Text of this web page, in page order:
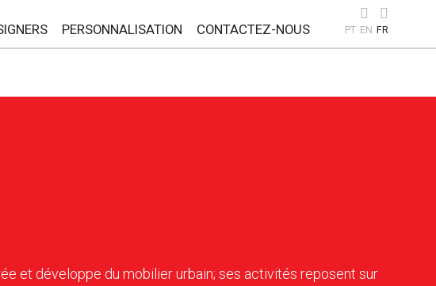
PERSONNALISATION CONTACTEZ-NOUS PT EN FR
et développe du mobilier urbain; ses activités reposent sur